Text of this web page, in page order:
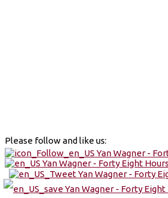
Please follow and like us: